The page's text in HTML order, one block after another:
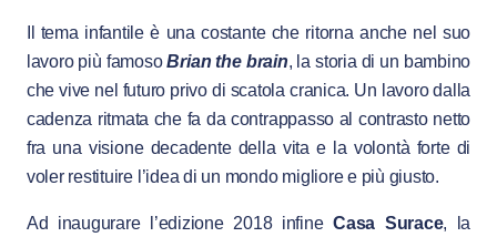
Il tema infantile è una costante che ritorna anche nel suo
lavoro più famosoBrian the brain, la storia di un bambino
che vive nel futuro privo di scatola cranica. Un lavoro dalla
cadenza ritmata che fa da contrappasso al contrasto netto
fra una visione decadente della vita e la volontà forte di
voler restituire l’idea di un mondo migliore e più giusto.
Ad inaugurare l’edizione 2018 infineCasa Surace, la